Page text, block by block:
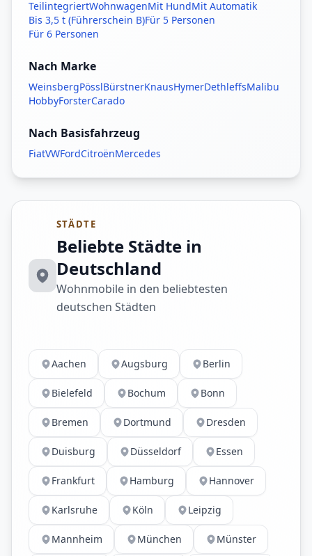
TeilintegriertWohnwagenMit HundMit Automatik
Bis 3,5 t (Führerschein B)Für 5 Personen
Für 6 Personen
Nach Marke
WeinsbergPösslBürstnerKnausHymerDethleffsMalibu
HobbyForsterCarado
Nach Basisfahrzeug
FiatVWFordCitroënMercedes
STÄDTE
Beliebte Städte in
Deutschland
Wohnmobile in den beliebtesten
deutschen Städten
Aachen Augsburg Berlin
Bielefeld Bochum Bonn
Bremen Dortmund Dresden
Duisburg Düsseldorf Essen
Frankfurt Hamburg Hannover
Karlsruhe Köln Leipzig
Mannheim München Münster